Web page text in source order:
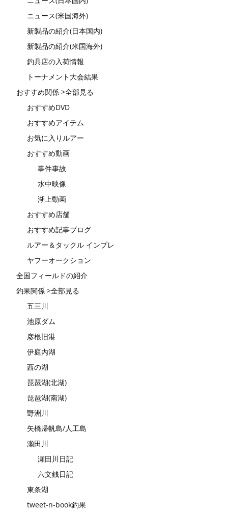
ニュース(米国海外)
新製品の紹介(日本国内)
新製品の紹介(米国海外)
釣具店の入荷情報
トーナメント大会結果
おすすめ関係 >全部見る
おすすめDVD
おすすめアイテム
お気に入りルアー
おすすめ動画
事件事故
水中映像
湖上動画
おすすめ店舗
おすすめ記事ブログ
ルアー＆タックル インプレ
ヤフーオークション
全国フィールドの紹介
釣果関係 >全部見る
五三川
池原ダム
彦根旧港
伊庭内湖
西の湖
琵琶湖(北湖)
琵琶湖(南湖)
野洲川
矢橋帰帆島/人工島
瀬田川
瀬田川日記
六文銭日記
東条湖
tweet-n-book釣果